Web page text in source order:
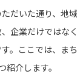
だいた通り、地
企業だけではな
。ここでは、ま
紹介します。